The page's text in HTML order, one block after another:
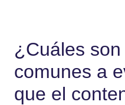
¿Cuáles
comunes a
que el